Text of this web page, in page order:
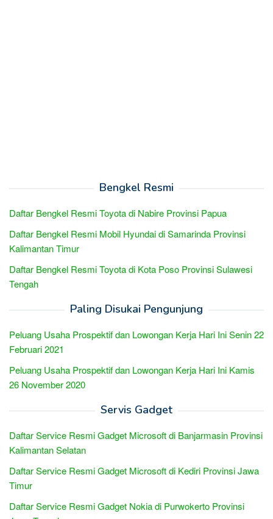
Bengkel Resmi
Daftar Bengkel Resmi Toyota di Nabire Provinsi Papua
Daftar Bengkel Resmi Mobil Hyundai di Samarinda Provinsi
Kalimantan Timur
Daftar Bengkel Resmi Toyota di Kota Poso Provinsi Sulawesi
Tengah
Paling Disukai Pengunjung
Peluang Usaha Prospektif dan Lowongan Kerja Hari Ini Senin 22
Februari 2021
Peluang Usaha Prospektif dan Lowongan Kerja Hari Ini Kamis
26 November 2020
Servis Gadget
Daftar Service Resmi Gadget Microsoft di Banjarmasin Provinsi
Kalimantan Selatan
Daftar Service Resmi Gadget Microsoft di Kediri Provinsi Jawa
Timur
Daftar Service Resmi Gadget Nokia di Purwokerto Provinsi